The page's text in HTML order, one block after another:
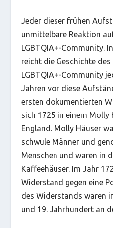
Jeder dieser frühen
unmittelbare Reaktion
LGBTQIA+-Community.
reicht die Geschichte
LGBTQIA+-Community
Jahren vor diese
ersten dokumentierten
sich 1725 in einem Molly
England. Molly Häuser
schwule Männer und
Menschen und waren in
Kaffeehäuser. Im Jahr
Widerstand gegen eine
des Widerstands waren
und 19. Jahrhundert an